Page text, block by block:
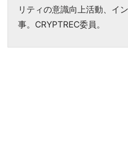
リティの意識向上活動、イ
事。CRYPTREC委員。